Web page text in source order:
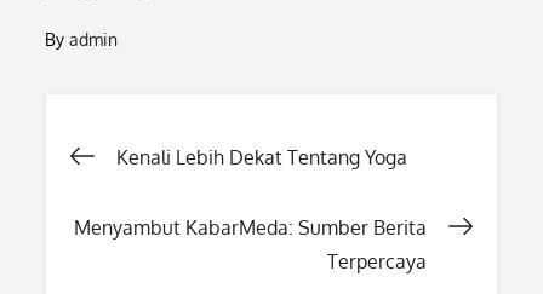
Byadmin
Post
navigation
Kenali Lebih Dekat Tentang Yoga
Menyambut KabarMeda: Sumber Berita
Terpercaya